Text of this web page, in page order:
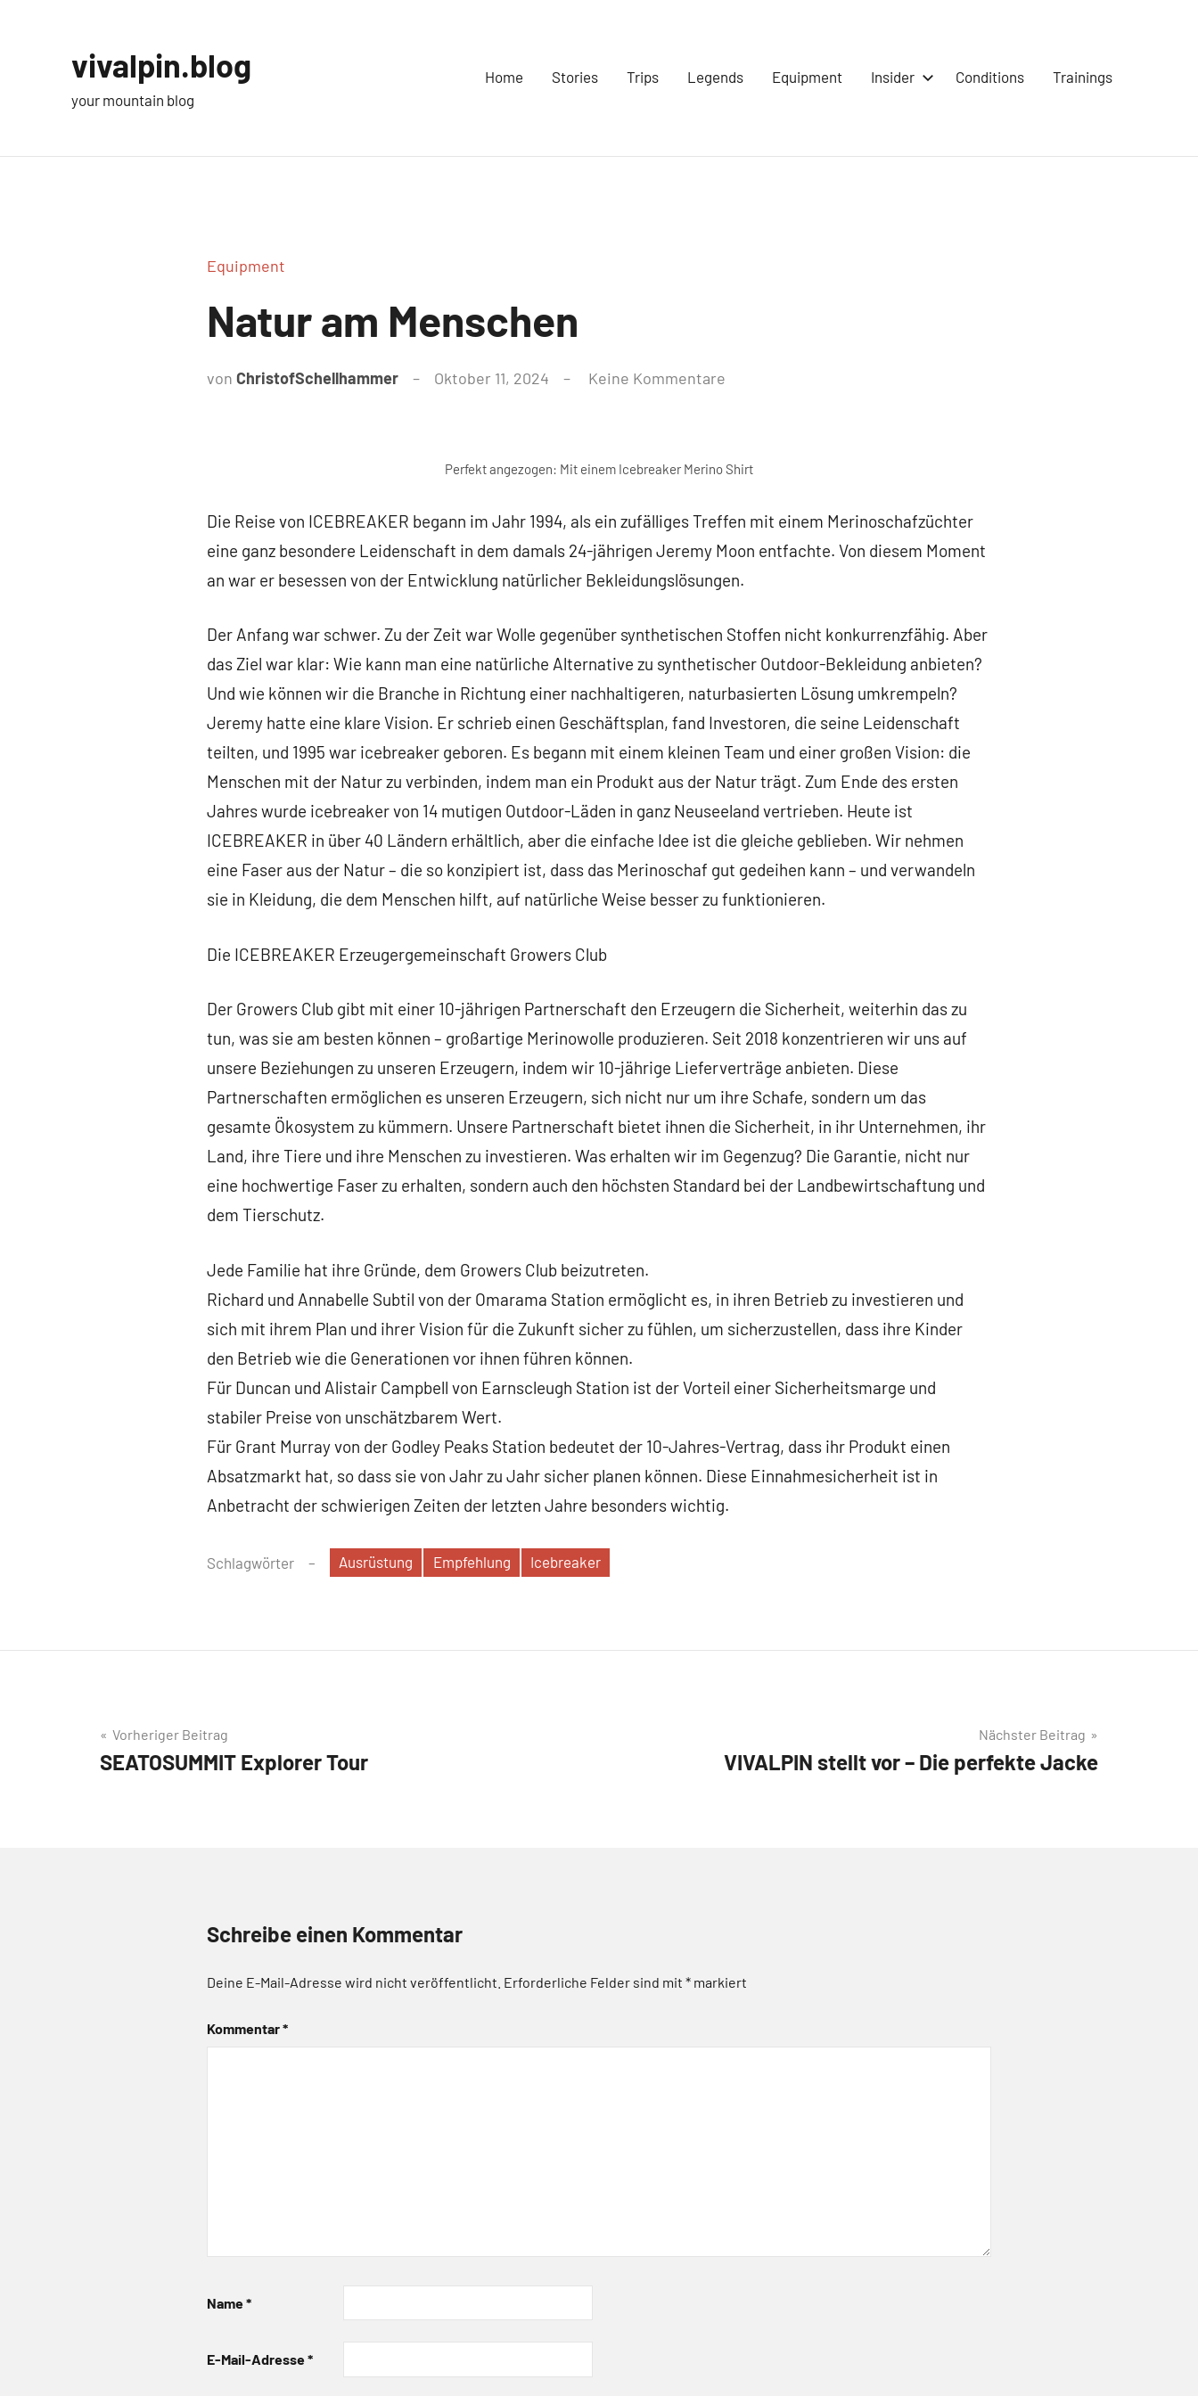
vivalpin.blog
your mountain blog
Home Stories Trips Legends Equipment Insider Conditions Trainings
Equipment
Natur am Menschen
von ChristofSchellhammer Oktober 11, 2024 Keine Kommentare
Perfekt angezogen: Mit einem Icebreaker Merino Shirt
Die Reise von ICEBREAKER begann im Jahr 1994, als ein zufälliges Treffen mit einem Merinoschafzüchter
eine ganz besondere Leidenschaft in dem damals 24-jährigen Jeremy Moon entfachte. Von diesem Moment
an war er besessen von der Entwicklung natürlicher Bekleidungslösungen.
Der Anfang war schwer. Zu der Zeit war Wolle gegenüber synthetischen Stoffen nicht konkurrenzfähig. Aber
das Ziel war klar: Wie kann man eine natürliche Alternative zu synthetischer Outdoor-Bekleidung anbieten?
Und wie können wir die Branche in Richtung einer nachhaltigeren, naturbasierten Lösung umkrempeln?
Jeremy hatte eine klare Vision. Er schrieb einen Geschäftsplan, fand Investoren, die seine Leidenschaft
teilten, und 1995 war icebreaker geboren. Es begann mit einem kleinen Team und einer großen Vision: die
Menschen mit der Natur zu verbinden, indem man ein Produkt aus der Natur trägt. Zum Ende des ersten
Jahres wurde icebreaker von 14 mutigen Outdoor-Läden in ganz Neuseeland vertrieben. Heute ist
ICEBREAKER in über 40 Ländern erhältlich, aber die einfache Idee ist die gleiche geblieben. Wir nehmen
eine Faser aus der Natur – die so konzipiert ist, dass das Merinoschaf gut gedeihen kann – und verwandeln
sie in Kleidung, die dem Menschen hilft, auf natürliche Weise besser zu funktionieren.
Die ICEBREAKER Erzeugergemeinschaft Growers Club
Der Growers Club gibt mit einer 10-jährigen Partnerschaft den Erzeugern die Sicherheit, weiterhin das zu
tun, was sie am besten können – großartige Merinowolle produzieren. Seit 2018 konzentrieren wir uns auf
unsere Beziehungen zu unseren Erzeugern, indem wir 10-jährige Lieferverträge anbieten. Diese
Partnerschaften ermöglichen es unseren Erzeugern, sich nicht nur um ihre Schafe, sondern um das
gesamte Ökosystem zu kümmern. Unsere Partnerschaft bietet ihnen die Sicherheit, in ihr Unternehmen, ihr
Land, ihre Tiere und ihre Menschen zu investieren. Was erhalten wir im Gegenzug? Die Garantie, nicht nur
eine hochwertige Faser zu erhalten, sondern auch den höchsten Standard bei der Landbewirtschaftung und
dem Tierschutz.
Jede Familie hat ihre Gründe, dem Growers Club beizutreten.
Richard und Annabelle Subtil von der Omarama Station ermöglicht es, in ihren Betrieb zu investieren und
sich mit ihrem Plan und ihrer Vision für die Zukunft sicher zu fühlen, um sicherzustellen, dass ihre Kinder
den Betrieb wie die Generationen vor ihnen führen können.
Für Duncan und Alistair Campbell von Earnscleugh Station ist der Vorteil einer Sicherheitsmarge und
stabiler Preise von unschätzbarem Wert.
Für Grant Murray von der Godley Peaks Station bedeutet der 10-Jahres-Vertrag, dass ihr Produkt einen
Absatzmarkt hat, so dass sie von Jahr zu Jahr sicher planen können. Diese Einnahmesicherheit ist in
Anbetracht der schwierigen Zeiten der letzten Jahre besonders wichtig.
Schlagwörter Ausrüstung Empfehlung Icebreaker
Beitragsnavigation
Vorheriger Beitrag
SEATOSUMMIT Explorer Tour
Nächster Beitrag
VIVALPIN stellt vor – Die perfekte Jacke
Schreibe einen Kommentar
Deine E-Mail-Adresse wird nicht veröffentlicht. Erforderliche Felder sind mit * markiert
Kommentar*
Name*
E-Mail-Adresse*